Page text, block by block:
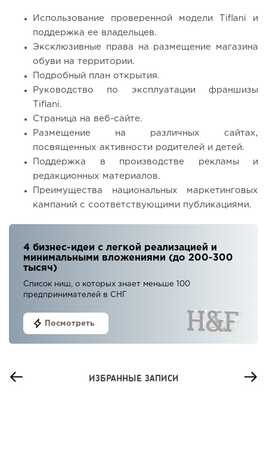
Использование проверенной модели Tiflani и
поддержка ее владельцев.
Эксклюзивные права на размещение магазина
обуви на территории.
Подробный план открытия.
Руководство по эксплуатации франшизы
Tiflani.
Страница на веб-сайте.
Размещение на различных сайтах,
посвященных активности родителей и детей.
Поддержка в производстве рекламы и
редакционных материалов.
Преимущества национальных маркетинговых
кампаний с соответствующими публикациями.
4 бизнес-идеи с легкой реализацией и
минимальными вложениями (до 200-300
тысяч)
Список ниш, о которых знает меньше 100
предпринимателей в СНГ
Посмотреть
ИЗБРАННЫЕ ЗАПИСИ